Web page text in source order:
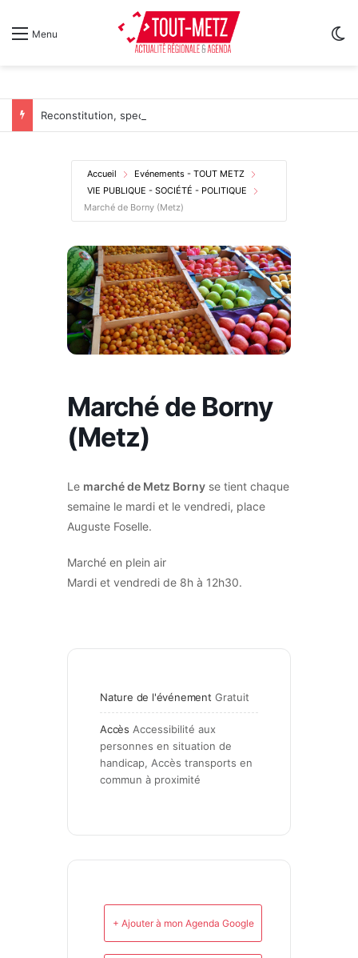
Menu
Accueil
Evénements - TOUT METZ
VIE PUBLIQUE - SOCIÉTÉ - POLITIQUE
Marché de Borny (Metz)
Marché de Borny
(Metz)
Le marché de Metz Borny se tient chaque
semaine le mardi et le vendredi, place
Auguste Foselle.
Marché en plein air
Mardi et vendredi de 8h à 12h30.
Nature de l'événement Gratuit
Accès Accessibilité aux
personnes en situation de
handicap, Accès transports en
commun à proximité
+ Ajouter à mon Agenda Google